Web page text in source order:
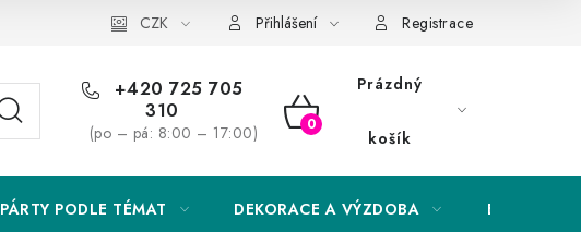
Obchodní podmínky Podmínky ochrany osobních údajů
CZK Přihlášení Registrace
+420 725 705
310
(po – pá: 8:00 – 17:00)
NÁKUPNÍ
Prázdný
košík
PÁRTY PODLE TÉMAT DEKORACE A VÝZDOBA